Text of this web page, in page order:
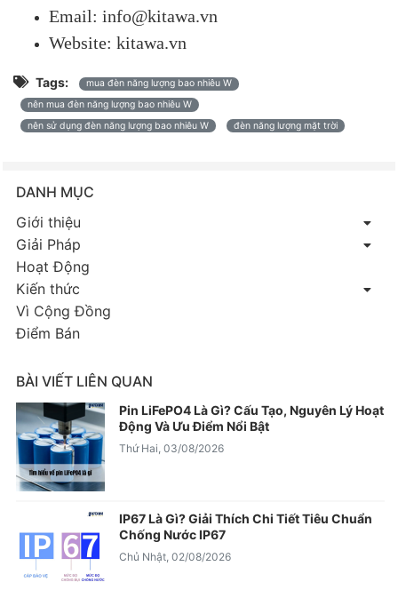
Email: info@kitawa.vn
Website: kitawa.vn
Tags:
mua đèn năng lượng bao nhiêu W
nên mua đèn năng lượng bao nhiêu W
nên sử dụng đèn năng lượng bao nhiêu W
đèn năng lượng mặt trời
DANH MỤC
Giới thiệu
Giải Pháp
Hoạt Động
Kiến thức
Vì Cộng Đồng
Điểm Bán
BÀI VIẾT LIÊN QUAN
Pin LiFePO4 Là Gì? Cấu Tạo, Nguyên Lý Hoạt
Động Và Ưu Điểm Nổi Bật
Thứ Hai, 03/08/2026
IP67 Là Gì? Giải Thích Chi Tiết Tiêu Chuẩn
Chống Nước IP67
Chủ Nhật, 02/08/2026